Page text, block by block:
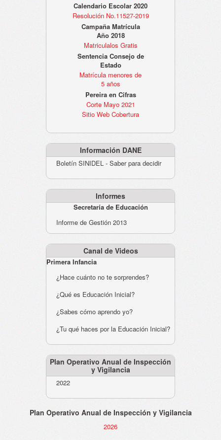
Calendario Escolar 2020
Resolución No.11527-2019
Campaña Matrícula
Año 2018
Matriculalos Gratis
Sentencia Consejo de
Estado
Matrícula menores de
5 años
Pereira en Cifras
Corte Mayo 2021
Sitio Web Cobertura
Información DANE
Boletín SINIDEL - Saber para decidir
Informes
Secretaría de Educación
Informe de Gestión 2013
Canal de Videos
Primera Infancia
¿Hace cuánto no te sorprendes?
¿Qué es Educación Inicial?
¿Sabes cómo aprendo yo?
¿Tu qué haces por la Educación Inicial?
Plan Operativo Anual de Inspección
y Vigilancia
2022
Plan Operativo Anual de Inspección y Vigilancia
2026